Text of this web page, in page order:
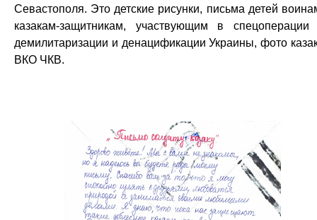
Севастополя. Это детские рисунки, письма детей
казакам-защитникам, участвующим в спецоперации
демилитаризации и денацификации Украины, фото
ВКО ЧКВ.